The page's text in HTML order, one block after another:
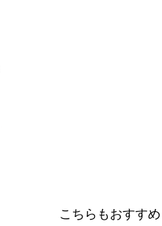
こちらもおすすめ